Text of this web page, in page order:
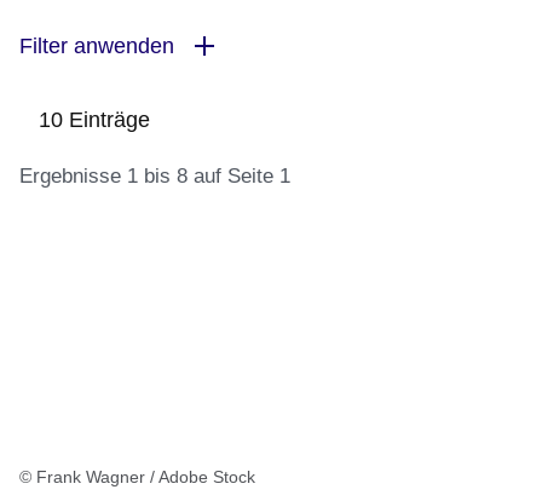
Filter anwenden
10 Einträge
Ergebnisse 1 bis 8 auf Seite 1
© Frank Wagner / Adobe Stock